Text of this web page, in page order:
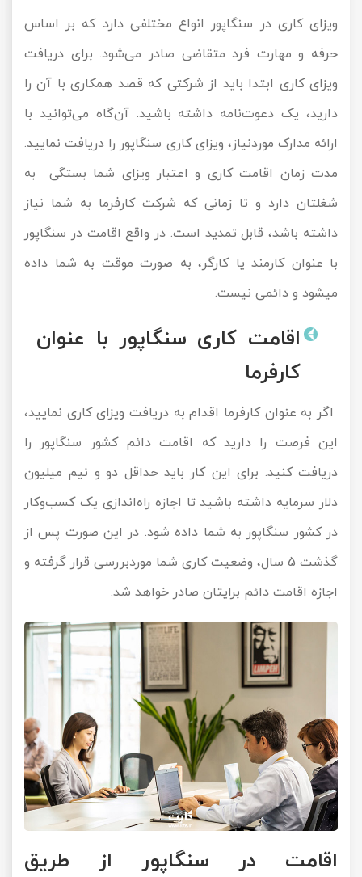
ویزای کاری در سنگاپور انواع مختلفی دارد که بر اساس
حرفه و مهارت فرد متقاضی صادر می‌شود. برای دریافت
ویزای کاری ابتدا باید از شرکتی که قصد همکاری با آن را
دارید، یک دعوت‌نامه داشته باشید. آن‌گاه می‌توانید با
ارائه مدارک موردنیاز، ویزای کاری سنگاپور را دریافت نمایید.
مدت زمان اقامت کاری و اعتبار ویزای شما بستگی به
شغلتان دارد و تا زمانی که شرکت کارفرما به شما نیاز
داشته باشد، قابل تمدید است. در واقع اقامت در سنگاپور
با عنوان کارمند یا کارگر، به صورت موقت به شما داده
می‎شود و دائمی نیست.
اقامت کاری سنگاپور با عنوان
کارفرما
اگر به عنوان کارفرما اقدام به دریافت ویزای کاری نمایید،
این فرصت را دارید که اقامت دائم کشور سنگاپور را
دریافت کنید. برای این کار باید حداقل دو و نیم میلیون
دلار سرمایه داشته باشید تا اجازه راه‌اندازی یک کسب‌وکار
در کشور سنگاپور به شما داده شود. در این صورت پس از
گذشت 5 سال، وضعیت کاری شما موردبررسی قرار گرفته و
اجازه اقامت دائم برایتان صادر خواهد شد.
اقامت در سنگاپور از طریق